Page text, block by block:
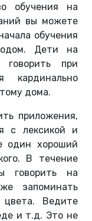
обучения на
вы можете
обучения
Дети на
говорить при
дома.
приложения,
с лексикой и
один хороший
В течение
говорить на
запоминать
Ведите
и т.д. Это не